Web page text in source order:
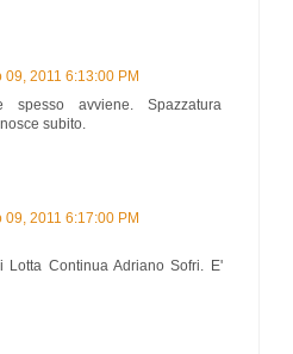
2011 6:13:00 PM
avviene. Spazzatura
subito.
2011 6:17:00 PM
Continua Adriano Sofri. E'